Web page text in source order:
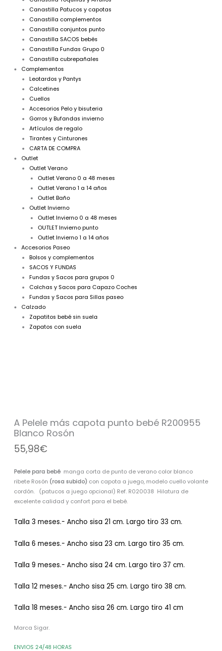
Canastilla Patucos y capotas
Canastilla complementos
Canastilla conjuntos punto
Canastilla SACOS bebés
Canastilla Fundas Grupo 0
Canastilla cubrepañales
Complementos
Leotardos y Pantys
Calcetines
Cuellos
Accesorios Pelo y bisuteria
Gorros y Bufandas invierno
Artículos de regalo
Tirantes y Cinturones
CARTA DE COMPRA
Outlet
Outlet Verano
Outlet Verano 0 a 48 meses
Outlet Verano 1 a 14 años
Outlet Baño
Outlet Invierno
Outlet Invierno 0 a 48 meses
OUTLET Invierno punto
Outlet Invierno 1 a 14 años
Accesorios Paseo
Bolsos y complementos
SACOS Y FUNDAS
Fundas y Sacos para grupos 0
Colchas y Sacos para Capazo Coches
Fundas y Sacos para Sillas paseo
Calzado
Zapatitos bebé sin suela
Zapatos con suela
A Pelele más capota punto bebé R200955
Blanco Rosón
55,98€
Pelele para bebé manga corta de punto de verano color blanco
ribete Rosón (rosa subido) con capota a juego, modelo cuello volante
cordón. (patucos a juego opcional) Ref. R020038 Hilatura de
excelente calidad y confort para el bebé.
Talla 3 meses.- Ancho sisa 21 cm. Largo tiro 33 cm.
Talla 6 meses.- Ancho sisa 23 cm. Largo tiro 35 cm.
Talla 9 meses.- Ancho sisa 24 cm. Largo tiro 37 cm.
Talla 12 meses.- Ancho sisa 25 cm. Largo tiro 38 cm.
Talla 18 meses.- Ancho sisa 26 cm. Largo tiro 41 cm
Marca Sigar.
ENVIOS 24/48 HORAS
R200955
Blanco
Rosón
cantidad